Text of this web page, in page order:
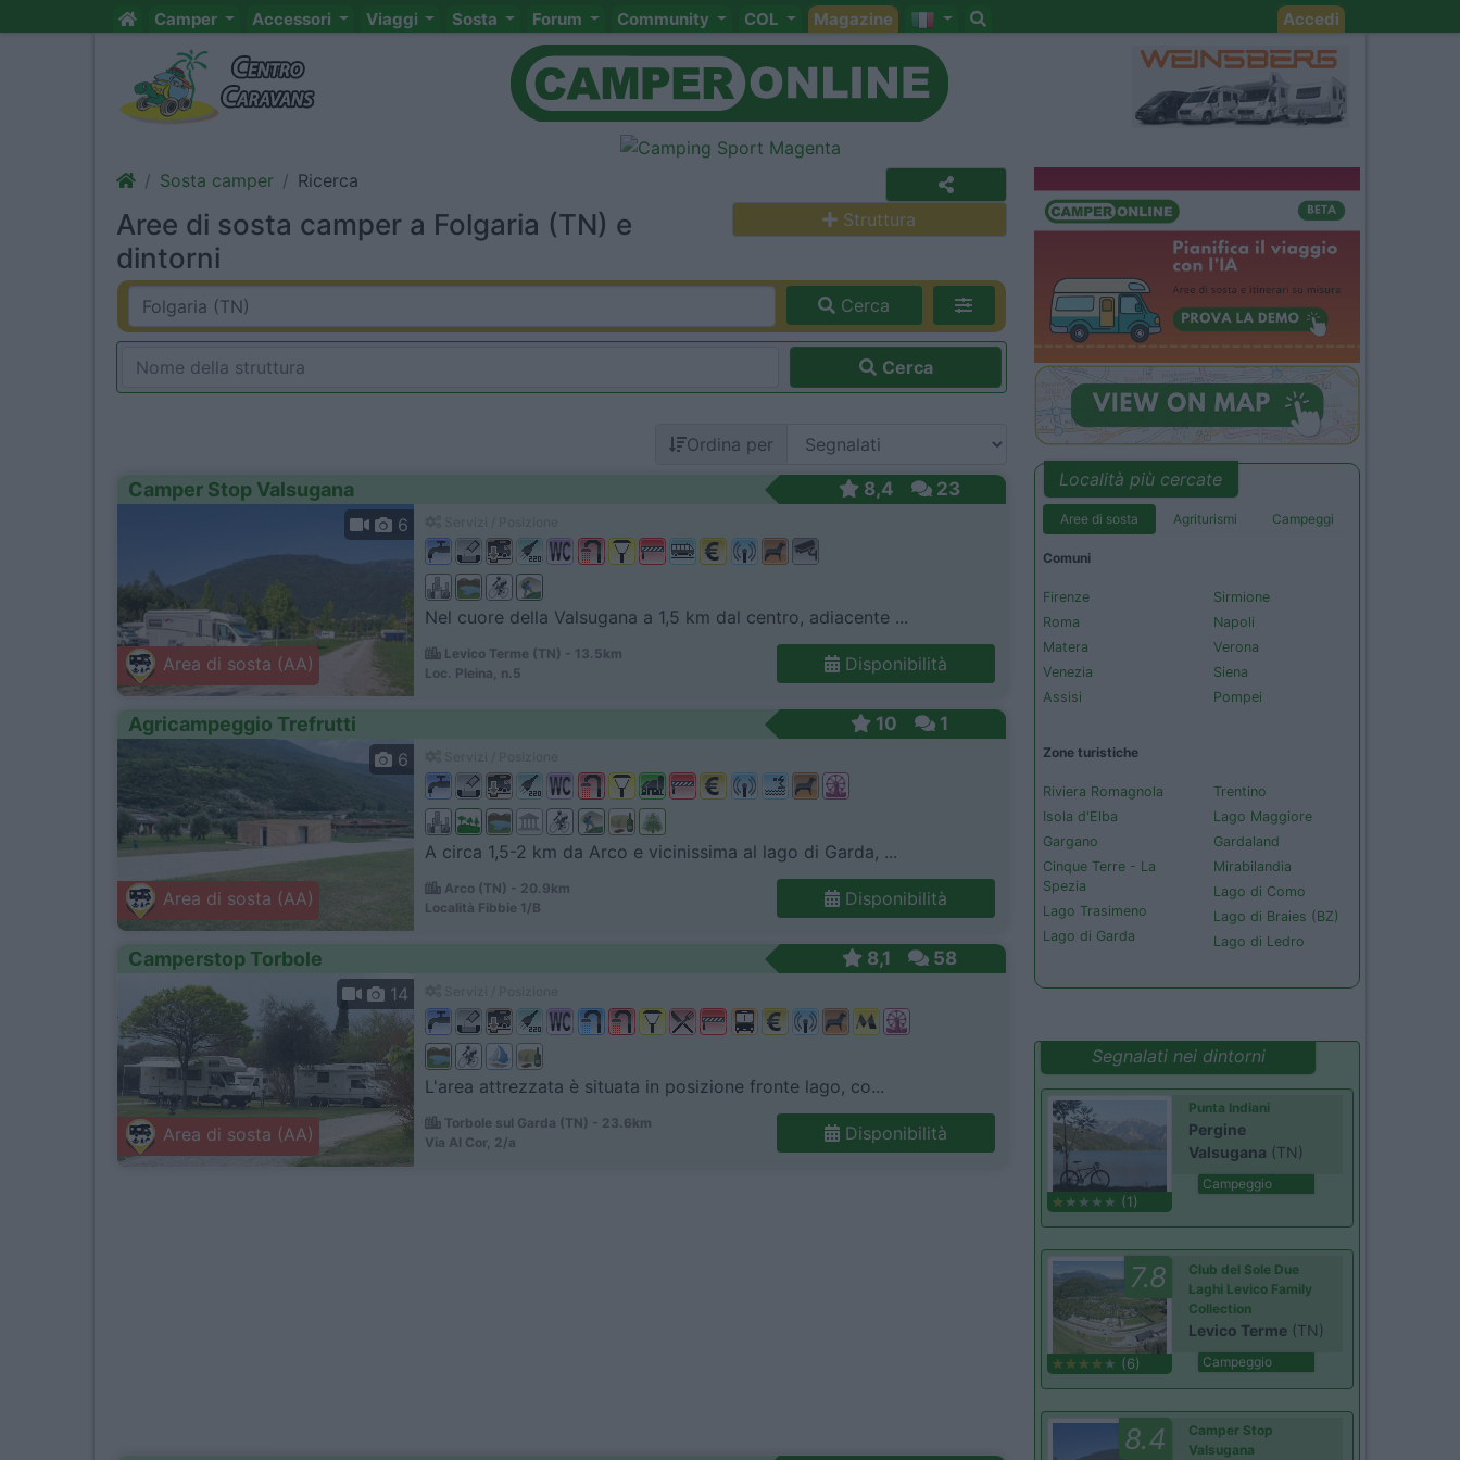
Camper Accessori Viaggi Sosta Forum Community COL Magazine Accedi
Sosta camper Ricerca
Aree di sosta camper a Folgaria (TN) e
dintorni
Struttura
Cerca
Cerca
Ordina per
Camper Stop Valsugana 8,4 23
Area di sosta (AA)
6
Nel cuore della Valsugana a 1,5 km dal centro, adiacente ...
Levico Terme (TN) - 13.5km
Loc. Pleina, n.5
Disponibilità
Agricampeggio Trefrutti 10 1
Area di sosta (AA)
6
A circa 1,5-2 km da Arco e vicinissima al lago di Garda, ...
Arco (TN) - 20.9km
Località Fibbie 1/B
Disponibilità
Camperstop Torbole 8,1 58
Area di sosta (AA)
14
L'area attrezzata è situata in posizione fronte lago, co...
Torbole sul Garda (TN) - 23.6km
Via Al Cor, 2/a
Disponibilità
Località più cercate
Aree di sosta Agriturismi Campeggi
Comuni
Firenze
Roma
Matera
Venezia
Assisi
Sirmione
Napoli
Verona
Siena
Pompei
Zone turistiche
Riviera Romagnola
Isola d'Elba
Gargano
Cinque Terre - La
Spezia
Lago Trasimeno
Lago di Garda
Trentino
Lago Maggiore
Gardaland
Mirabilandia
Lago di Como
Lago di Braies (BZ)
Lago di Ledro
Segnalati nei dintorni
(1)
Punta Indiani
Pergine
Valsugana (TN)
Campeggio
7.8
(6)
Club del Sole Due
Laghi Levico Family
Collection
Levico Terme (TN)
Campeggio
8.4
Camper Stop
Valsugana